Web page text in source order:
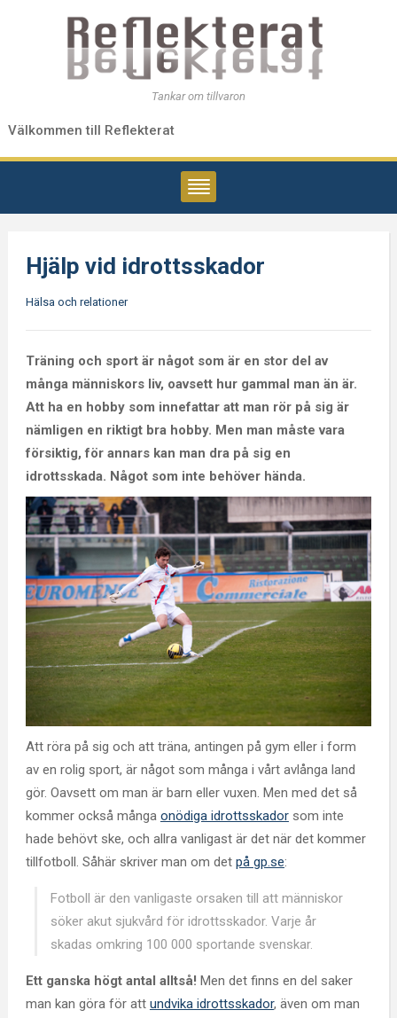
Tankar om tillvaron
Välkommen till Reflekterat
Hjälp vid idrottsskador
Hälsa och relationer
Träning och sport är något som är en stor del av
många människors liv, oavsett hur gammal man än är.
Att ha en hobby som innefattar att man rör på sig är
nämligen en riktigt bra hobby. Men man måste vara
försiktig, för annars kan man dra på sig en
idrottsskada. Något som inte behöver hända.
Att röra på sig och att träna, antingen på gym eller i form
av en rolig sport, är något som många i vårt avlånga land
gör. Oavsett om man är barn eller vuxen. Men med det så
kommer också många onödiga idrottsskadorsom inte
hade behövt ske, och allra vanligast är det när det kommer
tillfotboll. Såhär skriver man om det på gp.se:
Fotboll är den vanligaste orsaken till att människor
söker akut sjukvård för idrottsskador. Varje år
skadas omkring 100 000 sportande svenskar.
Ett ganska högt antal alltså! Men det finns en del saker
man kan göra för att undvika idrottsskador, även om man